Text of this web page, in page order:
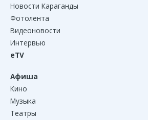
Новости Караганды
Фотолента
Видеоновости
Интервью
eTV
Афиша
Кино
Музыка
Театры